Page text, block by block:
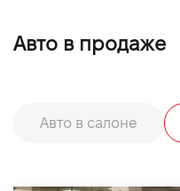
Авто в продаже
Авто в салоне